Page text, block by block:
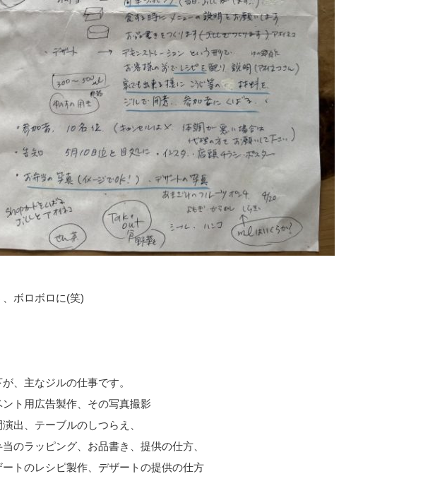
、ボロボロに(笑)
、主なジルの仕事です。
ント用広告製作、その写真撮影
出、テーブルのしつらえ、
当のラッピング、お品書き、提供の仕方、
ートのレシピ製作、デザートの提供の仕方